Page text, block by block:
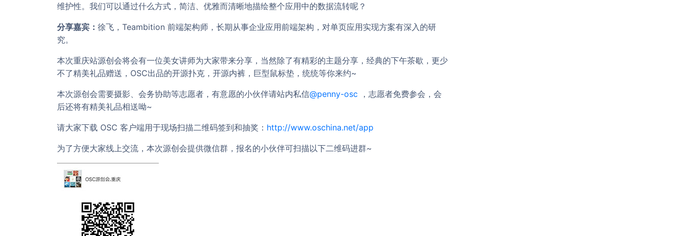
维护性。我们可以通过什么方式，简洁、优雅而清晰地描绘整个应用中的数据流转呢？
分享嘉宾： 徐飞，Teambition 前端架构师，长期从事企业应用前端架构，对单页应用实现方案有深入的研
究。
本次重庆站源创会将会有一位美女讲师为大家带来分享，当然除了有精彩的主题分享，经典的下午茶歇，更少
不了精美礼品赠送，OSC出品的开源扑克，开源内裤，巨型鼠标垫，统统等你来约~
本次源创会需要摄影、会务协助等志愿者，有意愿的小伙伴请站内私信@penny-osc ，志愿者免费参会，会
后还将有精美礼品相送呦~
请大家下载 OSC 客户端用于现场扫描二维码签到和抽奖： http://www.oschina.net/app
为了方便大家线上交流，本次源创会提供微信群，报名的小伙伴可扫描以下二维码进群~